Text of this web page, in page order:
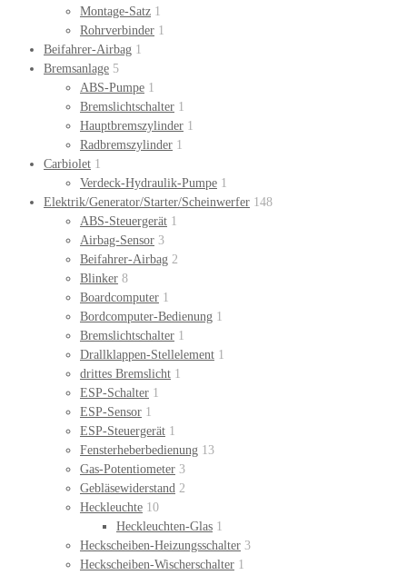
Montage-Satz 1
Rohrverbinder 1
Beifahrer-Airbag 1
Bremsanlage 5
ABS-Pumpe 1
Bremslichtschalter 1
Hauptbremszylinder 1
Radbremszylinder 1
Carbiolet 1
Verdeck-Hydraulik-Pumpe 1
Elektrik/Generator/Starter/Scheinwerfer 148
ABS-Steuergerät 1
Airbag-Sensor 3
Beifahrer-Airbag 2
Blinker 8
Boardcomputer 1
Bordcomputer-Bedienung 1
Bremslichtschalter 1
Drallklappen-Stellelement 1
drittes Bremslicht 1
ESP-Schalter 1
ESP-Sensor 1
ESP-Steuergerät 1
Fensterheberbedienung 13
Gas-Potentiometer 3
Gebläsewiderstand 2
Heckleuchte 10
Heckleuchten-Glas 1
Heckscheiben-Heizungsschalter 3
Heckscheiben-Wischerschalter 1